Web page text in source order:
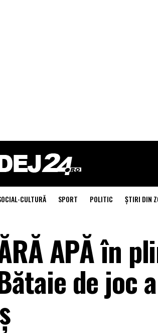
CULTURĂ SPORT POLITIC ŞTIRI DIN
APĂ în
de joc a